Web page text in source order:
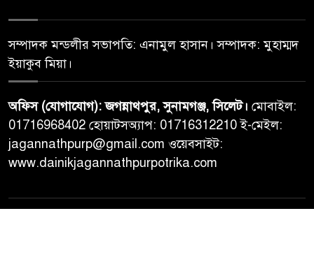
সম্পাদক মন্ডলীর সভাপতি: এনামুল হাসান। সম্পাদক: মুহাম্মদ
ইয়াকুব মিয়া।
অফিস (যোগাযোগ): জগন্নাথপুর, সুনামগঞ্জ, সিলেট। মোবাইল:
01716968402 হোয়াটসঅ্যাপ: 01716312210 ই-মেইল:
jagannathpurp@gmail.com ওয়েবসাইট:
www.dainikjagannathpurpotrika.com